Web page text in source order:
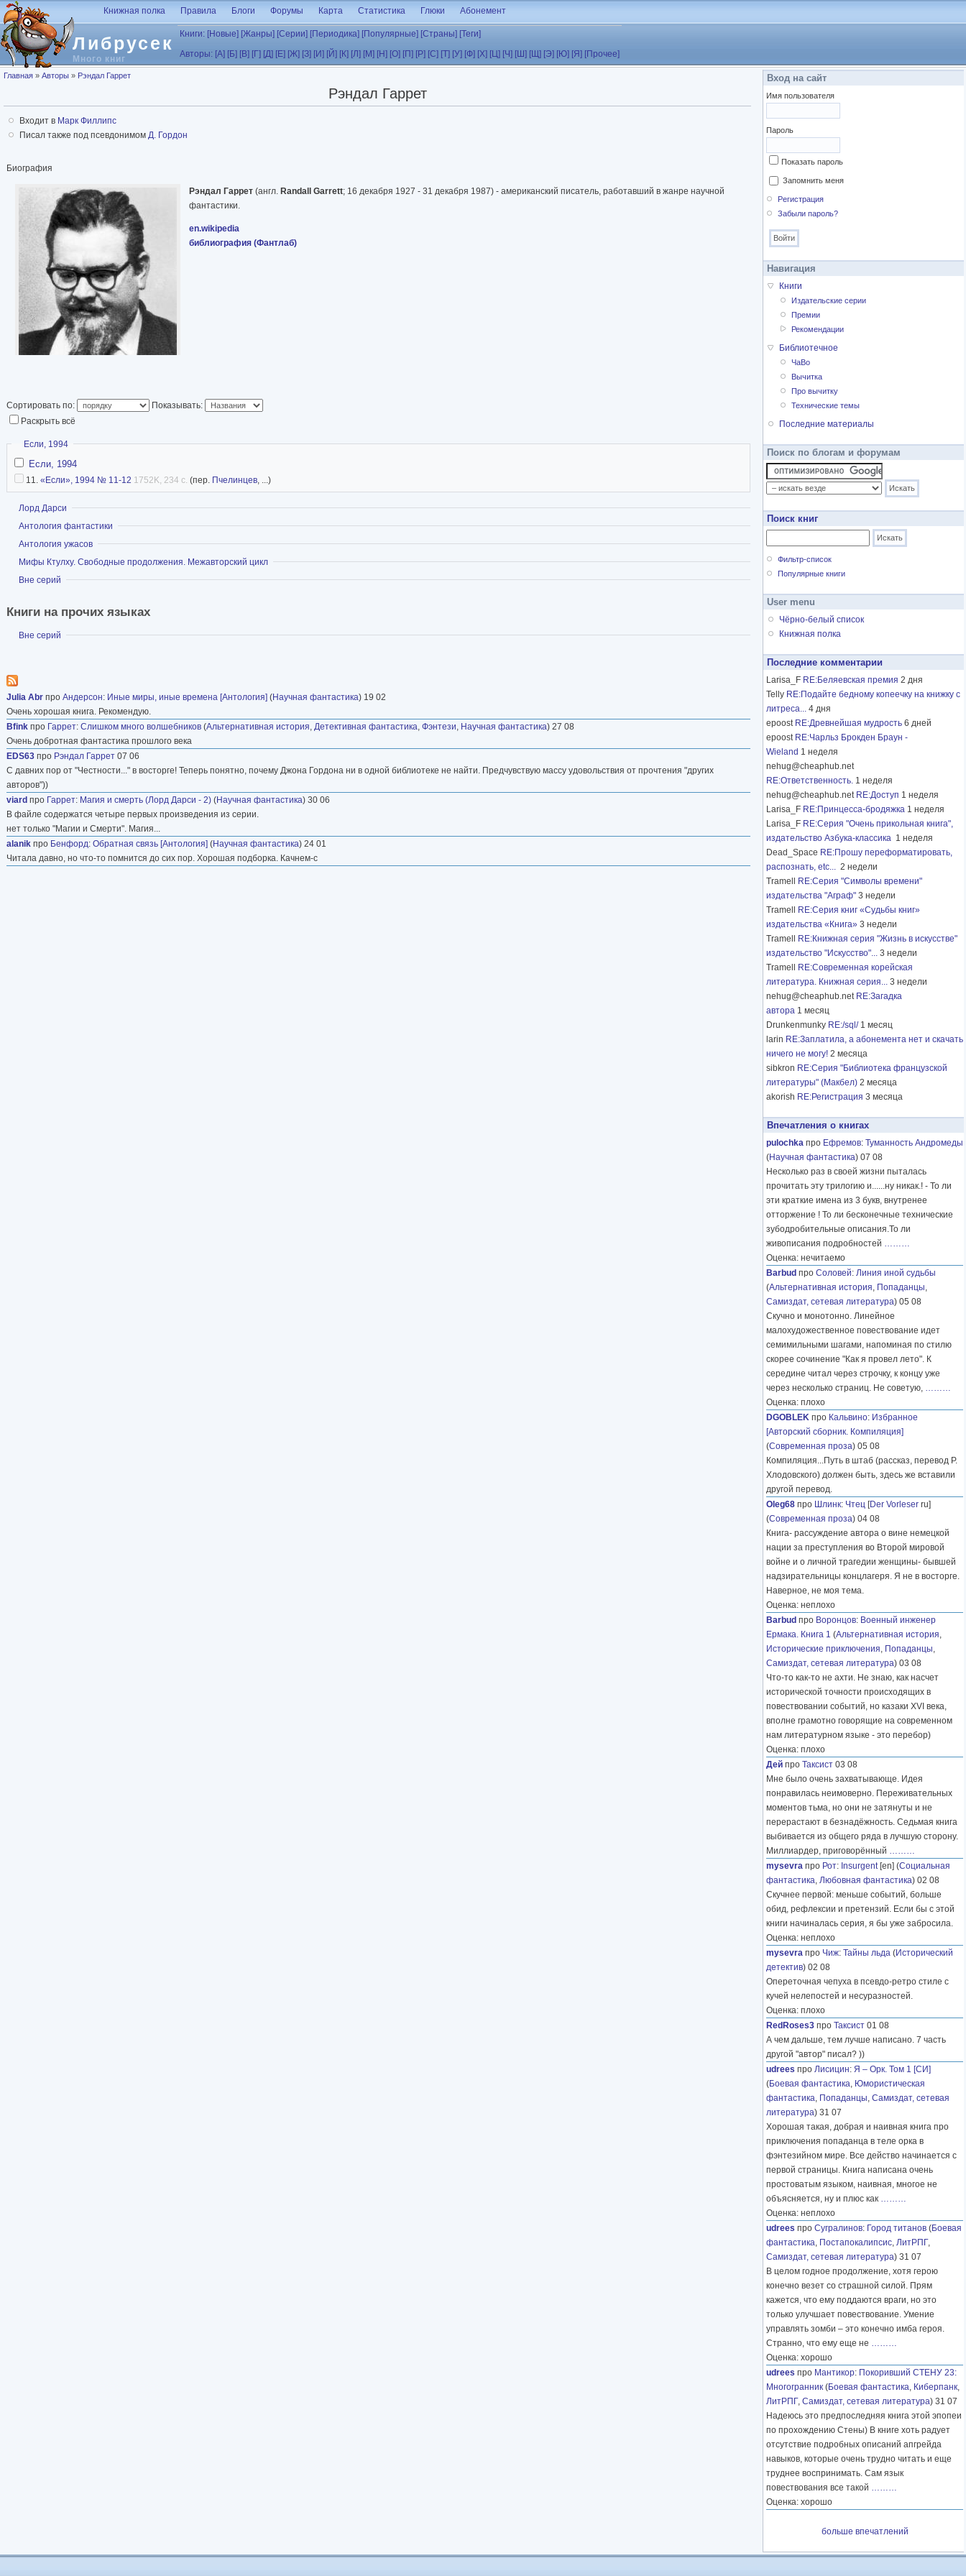
Перейти к основному содержанию
Либрусек
Много книг
Книжная полка Правила Блоги Форумы Карта Статистика Глюки Абонемент
Книги: [Новые] [Жанры] [Серии] [Периодика] [Популярные] [Страны] [Теги]
Авторы: [А] [Б] [В] [Г] [Д] [Е] [Ж] [З] [И] [Й] [К] [Л] [М] [Н] [О] [П] [Р] [С] [Т] [У] [Ф] [Х] [Ц] [Ч] [Ш] [Щ] [Э] [Ю] [Я] [Прочее]
Вы здесь
Главная » Авторы » Рэндал Гаррет
Рэндал Гаррет
Входит в Марк Филлипс
Писал также под псевдонимом Д. Гордон
Биография
Рэндал Гаррет (англ. Randall Garrett; 16 декабря 1927 - 31 декабря 1987) - американский писатель, работавший в жанре научной
фантастики.
en.wikipedia
библиография (Фантлаб)
Сортировать по:
Показывать:
Раскрыть всё
Скрыть
Если, 1994
Если, 1994
11. «Если», 1994 № 11-12 1752K, 234 с. (пер. Пчелинцев, ...)
Показать
Лорд Дарси
Показать
Антология фантастики
Показать
Антология ужасов
Показать
Мифы Ктулху. Свободные продолжения. Межавторский цикл
Показать
Вне серий
Книги на прочих языках
Показать
Вне серий
Julia Abr про Андерсон: Иные миры, иные времена [Антология] (Научная фантастика) 19 02
Очень хорошая книга. Рекомендую.
Bfink про Гаррет: Слишком много волшебников (Альтернативная история, Детективная фантастика, Фэнтези, Научная фантастика) 27 08
Очень добротная фантастика прошлого века
EDS63 про Рэндал Гаррет 07 06
С давних пор от "Честности..." в восторге! Теперь понятно, почему Джона Гордона ни в одной библиотеке не найти. Предчувствую массу удовольствия от прочтения "других
авторов"))
viard про Гаррет: Магия и смерть (Лорд Дарси - 2) (Научная фантастика) 30 06
В файле содержатся четыре первых произведения из серии.
нет только "Магии и Смерти". Магия...
alanik про Бенфорд: Обратная связь [Антология] (Научная фантастика) 24 01
Читала давно, но что-то помнится до сих пор. Хорошая подборка. Качнем-с
Вход на сайт
Имя пользователя
Пароль
Показать пароль
Запомнить меня
Регистрация
Забыли пароль?
Навигация
Книги
Издательские серии
Премии
Рекомендации
Библиотечное
ЧаВо
Вычитка
Про вычитку
Технические темы
Последние материалы
Поиск по блогам и форумам
Поиск книг
Фильтр-список
Популярные книги
User menu
Чёрно-белый список
Книжная полка
Последние комментарии
Larisa_F RE:Беляевская премия 2 дня
Telly RE:Подайте бедному копеечку на книжку с
литреса... 4 дня
epoost RE:Древнейшая мудрость 6 дней
epoost RE:Чарльз Брокден Браун -
Wieland 1 неделя
nehug@cheaphub.net
RE:Ответственность. 1 неделя
nehug@cheaphub.net RE:Доступ 1 неделя
Larisa_F RE:Принцесса-бродяжка 1 неделя
Larisa_F RE:Серия "Очень прикольная книга",
издательство Азбука-классика 1 неделя
Dead_Space RE:Прошу переформатировать,
распознать, etc... 2 недели
Tramell
RE:Серия "Символы времени"
издательства "Аграф" 3 недели
Tramell
RE:Серия книг «Судьбы книг»
издательства «Книга» 3 недели
Tramell
RE:Книжная серия "Жизнь в искусстве"
издательство "Искусство"... 3 недели
Tramell
RE:Современная корейская
литература. Книжная серия... 3 недели
nehug@cheaphub.net RE:Загадка
автора 1 месяц
Drunkenmunky RE:/sql/ 1 месяц
larin RE:Заплатила, а абонемента нет и скачать
ничего не могу! 2 месяца
sibkron RE:Серия "Библиотека французской
литературы" (Макбел) 2 месяца
akorish RE:Регистрация 3 месяца
Впечатления о книгах
pulochka про Ефремов: Туманность Андромеды
(Научная фантастика) 07 08
Несколько раз в своей жизни пыталась
прочитать эту трилогию и......ну никак.! - То ли
эти краткие имена из 3 букв, внутренее
отторжение ! То ли бесконечные технические
зубодробительные описания.То ли
живописания подробностей ………
Оценка: нечитаемо
Barbud про Соловей: Линия иной судьбы
(Альтернативная история, Попаданцы,
Самиздат, сетевая литература) 05 08
Скучно и монотонно. Линейное
малохудожественное повествование идет
семимильными шагами, напоминая по стилю
скорее сочинение "Как я провел лето". К
середине читал через строчку, к концу уже
через несколько страниц. Не советую, ………
Оценка: плохо
DGOBLEK про Кальвино: Избранное
[Авторский сборник. Компиляция]
(Современная проза) 05 08
Компиляция...Путь в штаб (рассказ, перевод Р.
Хлодовского) должен быть, здесь же вставили
другой перевод.
Oleg68 про Шлинк: Чтец [Der Vorleser ru]
(Современная проза) 04 08
Книга- рассуждение автора о вине немецкой
нации за преступления во Второй мировой
войне и о личной трагедии женщины- бывшей
надзирательницы концлагеря. Я не в восторге.
Наверное, не моя тема.
Оценка: неплохо
Barbud про Воронцов: Военный инженер
Ермака. Книга 1 (Альтернативная история,
Исторические приключения, Попаданцы,
Самиздат, сетевая литература) 03 08
Что-то как-то не ахти. Не знаю, как насчет
исторической точности происходящих в
повествовании событий, но казаки XVI века,
вполне грамотно говорящие на современном
нам литературном языке - это перебор)
Оценка: плохо
Дей про Таксист 03 08
Мне было очень захватывающе. Идея
понравилась неимоверно. Переживательных
моментов тьма, но они не затянуты и не
перерастают в безнадёжность. Седьмая книга
выбивается из общего ряда в лучшую сторону.
Миллиардер, приговорённый ………
mysevra про Рот: Insurgent[en] (Социальная
фантастика, Любовная фантастика) 02 08
Скучнее первой: меньше событий, больше
обид, рефлексии и претензий. Если бы с этой
книги начиналась серия, я бы уже забросила.
Оценка: неплохо
mysevra про Чиж: Тайны льда (Исторический
детектив) 02 08
Опереточная чепуха в псевдо-ретро стиле с
кучей нелепостей и несуразностей.
Оценка: плохо
RedRoses3 про Таксист 01 08
А чем дальше, тем лучше написано. 7 часть
другой "автор" писал? ))
udrees про Лисицин: Я – Орк. Том 1 [СИ]
(Боевая фантастика, Юмористическая
фантастика, Попаданцы, Самиздат, сетевая
литература) 31 07
Хорошая такая, добрая и наивная книга про
приключения попаданца в теле орка в
фэнтезийном мире. Все действо начинается с
первой страницы. Книга написана очень
простоватым языком, наивная, многое не
объясняется, ну и плюс как ………
Оценка: неплохо
udrees про Сугралинов: Город титанов (Боевая
фантастика, Постапокалипсис, ЛитРПГ,
Самиздат, сетевая литература) 31 07
В целом годное продолжение, хотя герою
конечно везет со страшной силой. Прям
кажется, что ему поддаются враги, но это
только улучшает повествование. Умение
управлять зомби – это конечно имба героя.
Странно, что ему еще не ………
Оценка: хорошо
udrees про Мантикор: Покоривший СТЕНУ 23:
Многогранник (Боевая фантастика, Киберпанк,
ЛитРПГ, Самиздат, сетевая литература) 31 07
Надеюсь это предпоследняя книга этой эпопеи
по прохождению Стены) В книге хоть радует
отсутствие подробных описаний апгрейда
навыков, которые очень трудно читать и еще
труднее воспринимать. Сам язык
повествования все такой ………
Оценка: хорошо
больше впечатлений